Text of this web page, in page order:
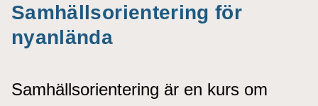
Samhällsorientering för
nyanlända
Samhällsorientering är en kurs om